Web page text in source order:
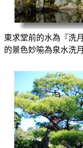
東求堂前的水為『洗
的景色妙喻為泉水洗月